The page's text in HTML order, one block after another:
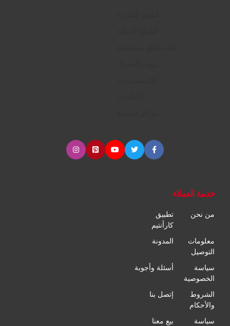
خدمة العملاء
من نحن
تطبيق
كارأنتيم
معلومات
التوصيل
المدونة
سياسة
الخصوصية
أسئلة وأجوبة
الشروط
والأحكام
إتصل بنا
سياسة بيع معنا